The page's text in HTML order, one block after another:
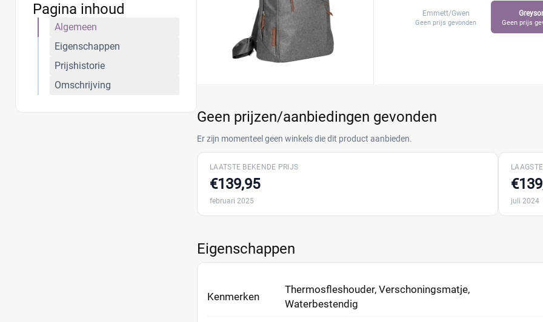
Emmett/Gwen
Geen prijs gevonden Geen prijs
Geen prijzen/aanbiedingen gevonden
Er zijn momenteel geen winkels die dit product aanbieden.
LAATSTE BEKENDE PRIJS
€139,95
februari 2025 juli 2024
Eigenschappen
Kenmerken
Thermosfleshouder, Verschoningsmatje,
Waterbestendig
Pagina inhoud
Algemeen
Eigenschappen
Prijshistorie
Omschrijving